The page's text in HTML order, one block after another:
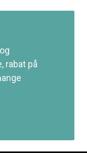
rabat på